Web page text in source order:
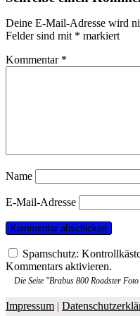
Deine E-Mail-Adresse wird
Felder sind mit * markiert
Kommentar *
Name
E-Mail-Adresse
Spamschutz:
Kommentars aktivieren.
Die Seite "Brabus 800 Roadster
Impressum |